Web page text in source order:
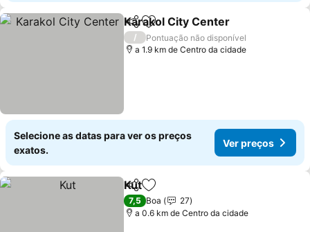
PartilharAdicionar aos favoritos
Karakol City Center
/
Pontuação não disponível
a 1.9 km de Centro da cidade
Selecione as datas para ver os preços
exatos.
Ver preços
PartilharAdicionar aos favoritos
Kut
7,5 Boa
27
a 0.6 km de Centro da cidade